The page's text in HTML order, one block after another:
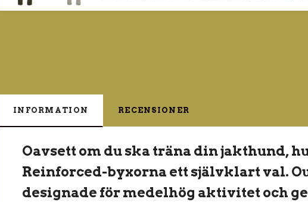
INFORMATION RECENSIONER
Oavsett om du ska träna din jakthund,
Reinforced-byxorna ett självklart val.
designade för medelhög aktivitet och